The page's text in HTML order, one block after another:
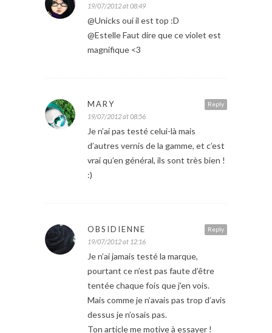
19/07/2012 at 08:49
@Unicks oui il est top :D
@Estelle Faut dire que ce violet est
magnifique <3
Reply
MARY
19/07/2012 at 08:56
Je n’ai pas testé celui-là mais
d’autres vernis de la gamme, et c’est
vrai qu’en général, ils sont très bien !
:)
Reply
OBSIDIENNE
19/07/2012 at 12:16
Je n’ai jamais testé la marque,
pourtant ce n’est pas faute d’être
tentée chaque fois que j’en vois.
Mais comme je n’avais pas trop d’avis
dessus je n’osais pas.
Ton article me motive à essayer !